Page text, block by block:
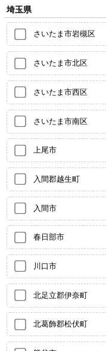
埼玉県
さいたま市岩槻区
さいたま市北区
さいたま市西区
さいたま市南区
上尾市
入間郡越生町
入間市
春日部市
川口市
北足立郡伊奈町
北葛飾郡松伏町